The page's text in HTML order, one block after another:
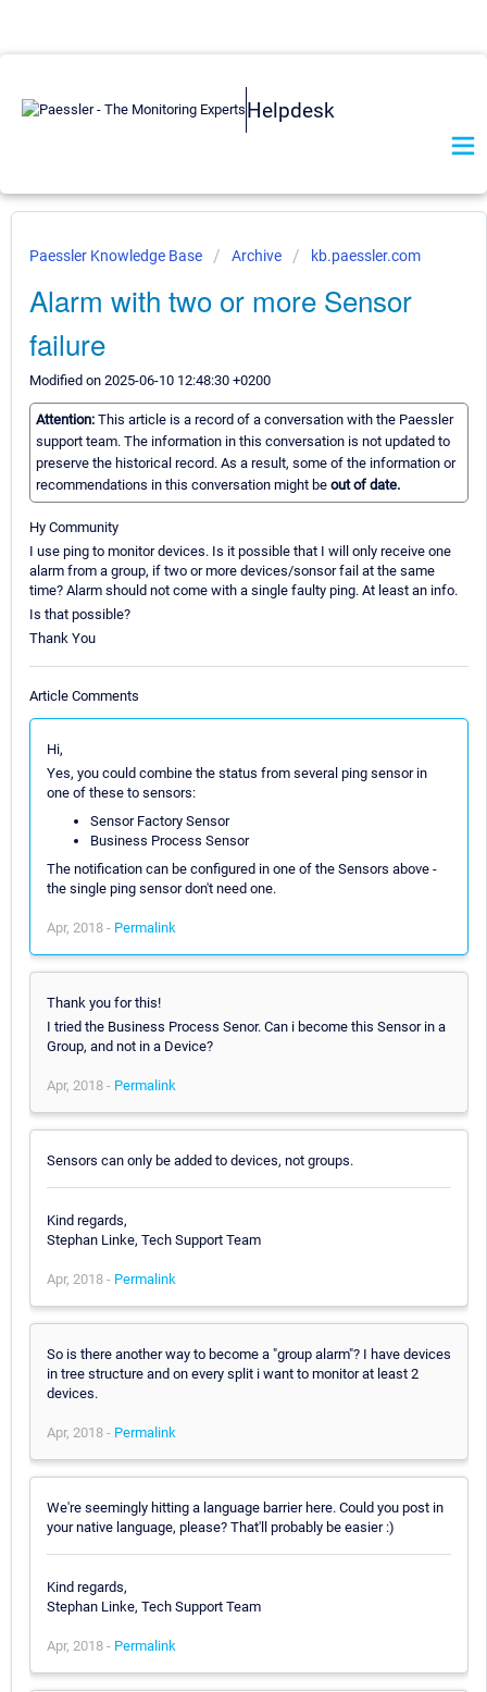
Helpdesk
Paessler Knowledge Base Archive kb.paessler.com
Alarm with two or more Sensor
failure
Modified on 2025-06-10 12:48:30 +0200
Attention: This article is a record of a conversation with the Paessler
support team. The information in this conversation is not updated to
preserve the historical record. As a result, some of the information or
recommendations in this conversation might be out of date.
Hy Community
I use ping to monitor devices. Is it possible that I will only receive one
alarm from a group, if two or more devices/sonsor fail at the same
time? Alarm should not come with a single faulty ping. At least an info.
Is that possible?
Thank You
Article Comments
Hi,
Yes, you could combine the status from several ping sensor in
one of these to sensors:
Sensor Factory Sensor
Business Process Sensor
The notification can be configured in one of the Sensors above -
the single ping sensor don't need one.
Apr, 2018 - Permalink
Thank you for this!
I tried the Business Process Senor. Can i become this Sensor in a
Group, and not in a Device?
Apr, 2018 - Permalink
Sensors can only be added to devices, not groups.
Kind regards,
Stephan Linke, Tech Support Team
Apr, 2018 - Permalink
So is there another way to become a "group alarm"? I have devices
in tree structure and on every split i want to monitor at least 2
devices.
Apr, 2018 - Permalink
We're seemingly hitting a language barrier here. Could you post in
your native language, please? That'll probably be easier :)
Kind regards,
Stephan Linke, Tech Support Team
Apr, 2018 - Permalink